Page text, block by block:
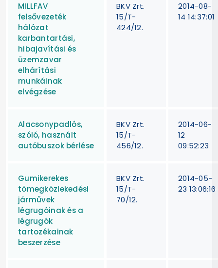
MILLFAV
felsővezeték
hálózat
karbantartási,
hibajavítási és
üzemzavar
elhárítási
munkáinak
elvégzése
BKV Zrt.
15/T-
424/12.
2014-08-
14 14:37:01
Alacsonypadlós,
szóló, használt
autóbuszok bérlése
BKV Zrt.
15/T-
456/12.
2014-06-
12
09:52:23
Gumikerekes
tömegközlekedési
járművek
légrugóinak és a
légrugók
tartozékainak
beszerzése
BKV Zrt.
15/T-
70/12.
2014-05-
23 13:06:16